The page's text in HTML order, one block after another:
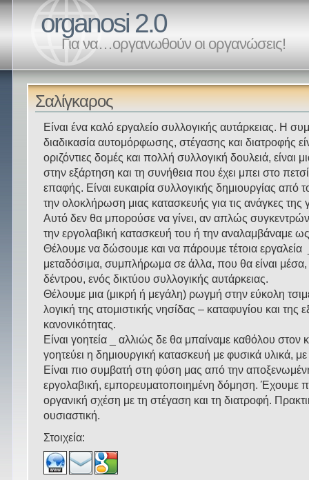
organosi 2.0
Για να…οργανωθούν οι οργανώσεις!
Σαλίγκαρος
Είναι ένα καλό εργαλείο συλλογικής αυτάρκειας. Η
διαδικασία αυτομόρφωσης, στέγασης και διατροφής
οριζόντιες δομές και πολλή συλλογική δουλειά, είναι
στην εξάρτηση και τη συνήθεια που έχει μπει στο
επαφής. Είναι ευκαιρία συλλογικής δημιουργίας από
την ολοκλήρωση μιας κατασκευής για τις ανάγκες της
Αυτό δεν θα μπορούσε να γίνει, αν απλώς
την εργολαβική κατασκευή του ή την αναλαμβάναμε ως
Θέλουμε να δώσουμε και να πάρουμε τέτοια
μεταδόσιμα, συμπλήρωμα σε άλλα, που θα είναι
δέντρου, ενός δικτύου συλλογικής αυτάρκειας.
Θέλουμε μια (μικρή ή μεγάλη) ρωγμή στην εύκολη
λογική της ατομιστικής νησίδας – καταφυγίου και της
κανονικότητας.
Είναι γοητεία _ αλλιώς δε θα μπαίναμε καθόλου
γοητεύει η δημιουργική κατασκευή με φυσικά υλικά,
Είναι πιο συμβατή στη φύση μας από την
εργολαβική, εμπορευματοποιημένη δόμηση. Έχουμε
οργανική σχέση με τη στέγαση και τη διατροφή.
ουσιαστική.
Στοιχεία: